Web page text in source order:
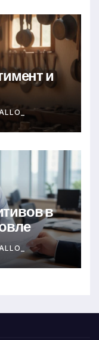
и
в